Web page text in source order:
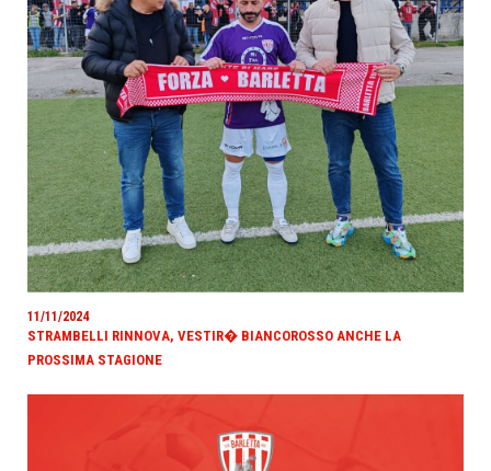
11/11/2024
STRAMBELLI RINNOVA, VESTIR� BIANCOROSSO ANCHE LA
PROSSIMA STAGIONE